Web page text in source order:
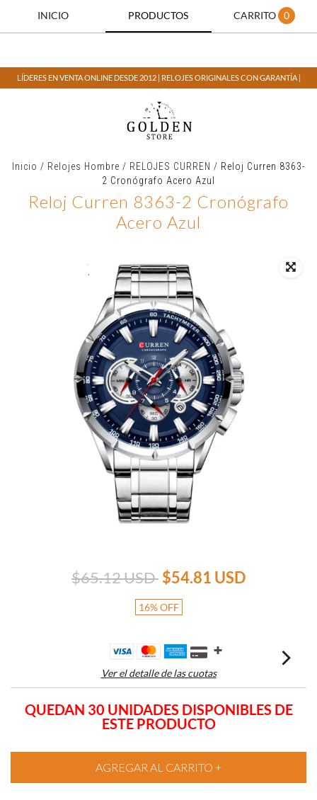
INICIO PRODUCTOS CARRITO 0
LÍDERES EN VENTA ONLINE DESDE 2012 | RELOJES ORIGINALES CON GARANTÍA |
Inicio / Relojes Hombre / RELOJES CURREN / Reloj Curren 8363-
2 Cronógrafo Acero Azul
Reloj Curren 8363-2 Cronógrafo
Acero Azul
$65.12 USD $54.81 USD
16%OFF
Ver el detalle de las cuotas
QUEDAN 30 UNIDADES DISPONIBLES DE
ESTE PRODUCTO